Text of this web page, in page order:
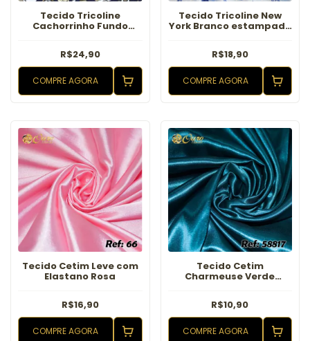
Tecido Tricoline
Cachorrinho Fundo
R$24,90
COMPRE AGORA
Tecido Tricoline New
York Branco estampado
R$18,90
COMPRE AGORA
Tecido Cetim Leve com
Elastano Rosa
R$16,90
COMPRE AGORA
Tecido Cetim
Charmeuse Verde
R$10,90
COMPRE AGORA